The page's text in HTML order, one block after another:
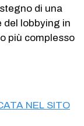
di una
del lobbying in
più complesso
NEL SITO